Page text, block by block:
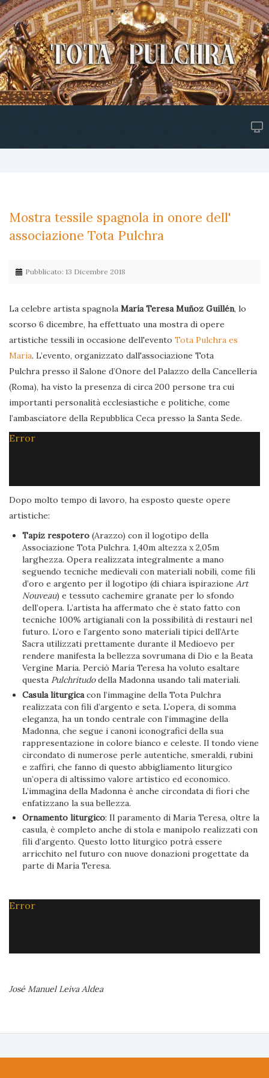
Mostra tessile spagnola in onore dell'
associazione Tota Pulchra
Pubblicato: 13 Dicembre 2018
La celebre artista spagnola María Teresa Muñoz Guillén, lo
scorso 6 dicembre, ha effettuato una mostra di opere
artistiche tessili in occasione dell'evento Tota Pulchra es
Maria. L’evento, organizzato dall'associazione Tota
Pulchra presso il Salone d’Onore del Palazzo della Cancelleria
(Roma), ha visto la presenza di circa 200 persone tra cui
importanti personalità ecclesiastiche e politiche, come
l’ambasciatore della Repubblica Ceca presso la Santa Sede.
Error
Dopo molto tempo di lavoro, ha esposto queste opere
artistiche:
Tapiz respotero (Arazzo) con il logotipo della
Associazione Tota Pulchra. 1,40m altezza x 2,05m
larghezza. Opera realizzata integralmente a mano
seguendo tecniche medievali con materiali nobili, come fili
d’oro e argento per il logotipo (di chiara ispirazioneArt
Nouveau) e tessuto cachemire granate per lo sfondo
dell’opera. L’artista ha affermato che è stato fatto con
tecniche 100% artigianali con la possibilità di restauri nel
futuro. L’oro e l’argento sono materiali tipici dell’Arte
Sacra utilizzati prettamente durante il Medioevo per
rendere manifesta la bellezza sovrumana di Dio e la Beata
Vergine Maria. Perciò María Teresa ha voluto esaltare
questa Pulchritudodella Madonna usando tali materiali.
Casula liturgicacon l’immagine della Tota Pulchra
realizzata con fili d’argento e seta. L’opera, di somma
eleganza, ha un tondo centrale con l’immagine della
Madonna, che segue i canoni iconografici della sua
rappresentazione in colore bianco e celeste. Il tondo viene
circondato di numerose perle autentiche, smeraldi, rubini
e zaffiri, che fanno di questo abbigliamento liturgico
un’opera di altissimo valore artistico ed economico.
L’immagina della Madonna è anche circondata di fiori che
enfatizzano la sua bellezza.
Ornamento liturgico: Il paramento di Maria Teresa, oltre la
casula, è completo anche di stola e manipolo realizzati con
fili d’argento. Questo lotto liturgico potrà essere
arricchito nel futuro con nuove donazioni progettate da
parte di María Teresa.
Error
José Manuel Leiva Aldea